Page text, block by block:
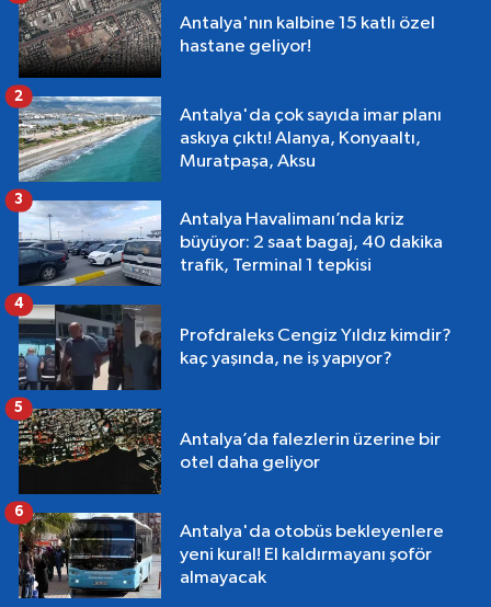
Antalya'nın kalbine 15 katlı özel
hastane geliyor!
Antalya'da çok sayıda imar planı
askıya çıktı! Alanya, Konyaaltı,
Muratpaşa, Aksu
2
Antalya Havalimanı’nda kriz
büyüyor: 2 saat bagaj, 40 dakika
trafik, Terminal 1 tepkisi
3
Profdraleks Cengiz Yıldız kimdir?
kaç yaşında, ne iş yapıyor?
4
Antalya’da falezlerin üzerine bir
otel daha geliyor
5
Antalya'da otobüs bekleyenlere
yeni kural! El kaldırmayanı şoför
almayacak
6